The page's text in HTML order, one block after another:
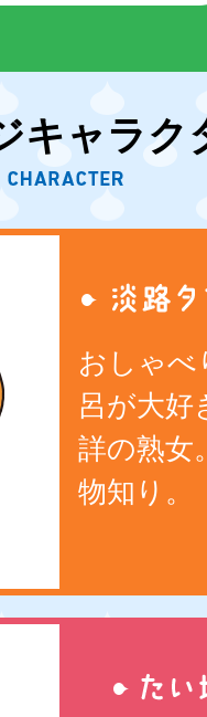
キャラク
おしゃべ
呂が大好
詳の熟女
物知り。